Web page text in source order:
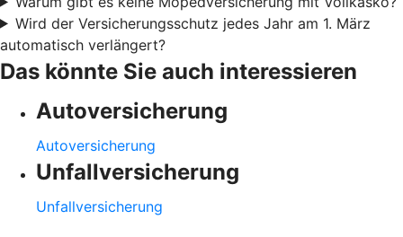
Wird der Versicherungsschutz jedes Jahr am 1. März
automatisch verlängert?
Das könnte Sie auch interessieren
Autoversicherung
Autoversicherung
Unfallversicherung
Unfallversicherung